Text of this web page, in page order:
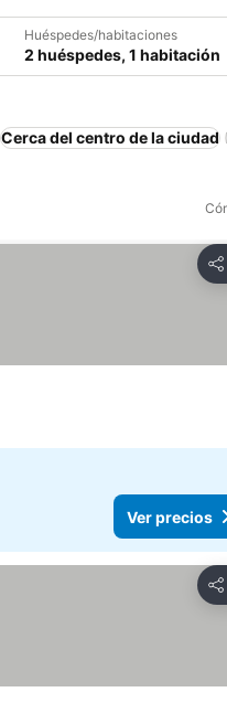
Huéspedes/habitaciones
2 huéspedes, 1 habitación
Cerca del centro de la ciudad
Ver precios